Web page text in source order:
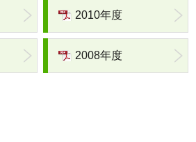
2010年度
2008年度